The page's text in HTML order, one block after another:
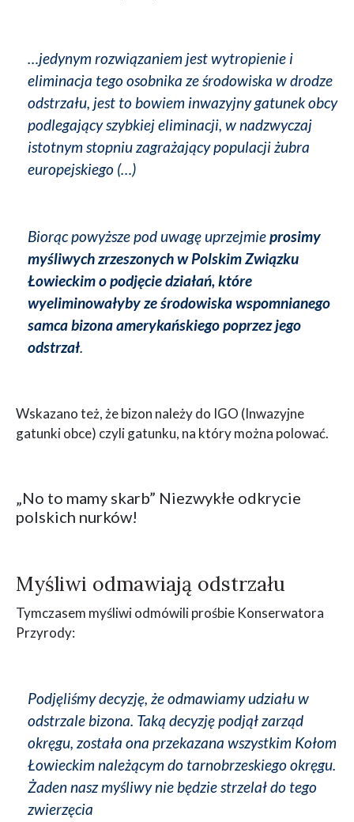
…jedynym rozwiązaniem jest wytropienie i
eliminacja tego osobnika ze środowiska w drodze
odstrzału, jest to bowiem inwazyjny gatunek obcy
podlegający szybkiej eliminacji, w nadzwyczaj
istotnym stopniu zagrażający populacji żubra
europejskiego (…)
Biorąc powyższe pod uwagę uprzejmieprosimy
myśliwych zrzeszonych w Polskim Związku
Łowieckim o podjęcie działań, które
wyeliminowałyby ze środowiska wspomnianego
samca bizona amerykańskiego poprzez jego
odstrzał.
Wskazano też, że bizon należy do IGO (Inwazyjne
gatunki obce) czyli gatunku, na który można polować.
„No to mamy skarb” Niezwykłe odkrycie
polskich nurków!
Myśliwi odmawiają odstrzału
Tymczasem myśliwi odmówili prośbie Konserwatora
Przyrody:
Podjęliśmy decyzję, że odmawiamy udziału w
odstrzale bizona. Taką decyzję podjął zarząd
okręgu, została ona przekazana wszystkim Kołom
Łowieckim należącym do tarnobrzeskiego okręgu.
Żaden nasz myśliwy nie będzie strzelał do tego
zwierzęcia